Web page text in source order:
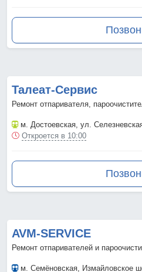
Талеат-Сервис
Ремонт отпаривателя,
м. Достоевская, ул.
Откроется в 10:00
AVM-SERVICE
Ремонт отпаривателей и
м. Семёновская, Измайловское